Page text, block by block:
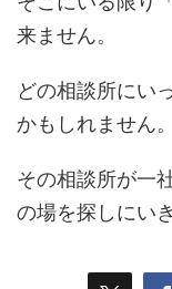
来ません。
どの相談所にい
かもしれません。
その相談所が一
の場を探しにい